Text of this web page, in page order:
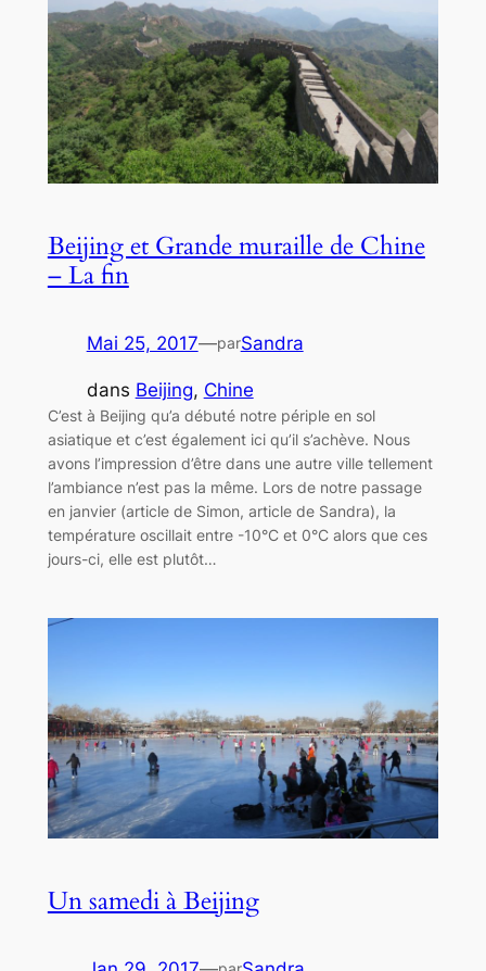
Beijing et Grande muraille de Chine
– La fin
Mai 25, 2017—parSandra
dans Beijing, Chine
C’est à Beijing qu’a débuté notre périple en sol
asiatique et c’est également ici qu’il s’achève. Nous
avons l’impression d’être dans une autre ville tellement
l’ambiance n’est pas la même. Lors de notre passage
en janvier (article de Simon, article de Sandra), la
température oscillait entre -10°C et 0°C alors que ces
jours-ci, elle est plutôt…
Un samedi à Beijing